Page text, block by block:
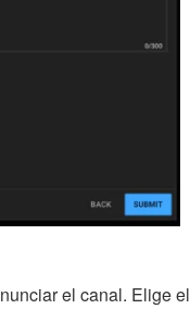
el canal. Elige el